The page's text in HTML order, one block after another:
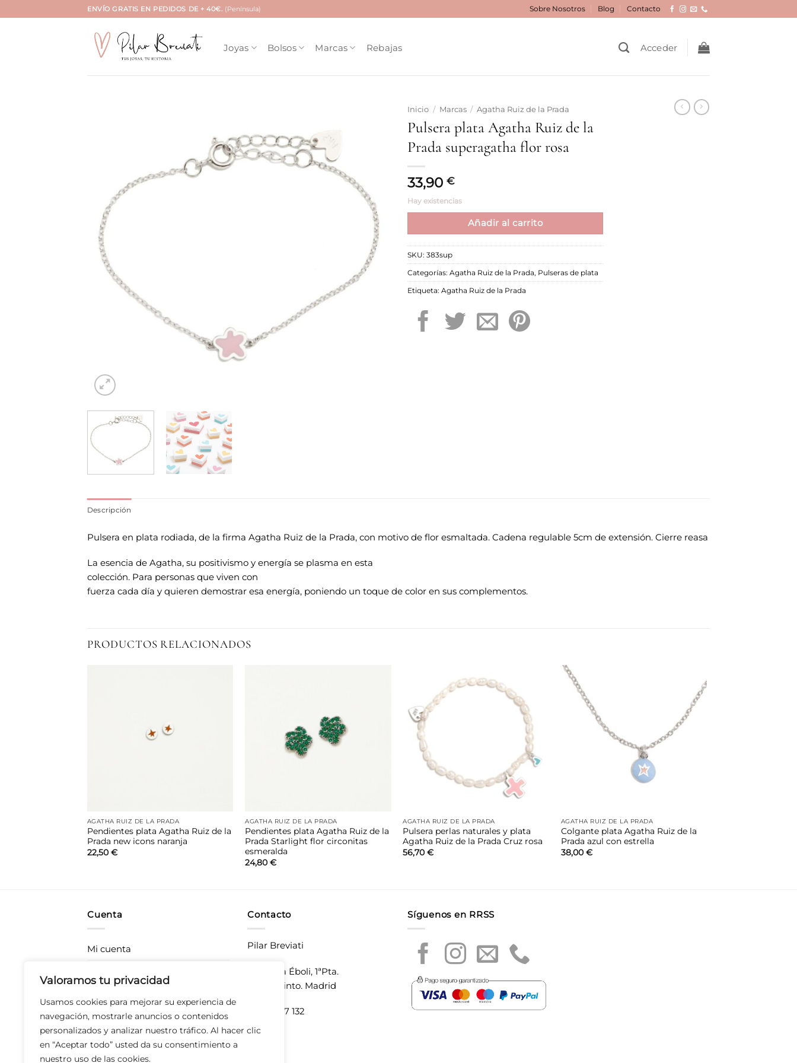
Valoramos tu privacidad
Usamos cookies para mejorar su experiencia de
navegación, mostrarle anuncios o contenidos
personalizados y analizar nuestro tráfico. Al hacer clic
en “Aceptar todo” usted da su consentimiento a
nuestro uso de las cookies.
al
ENVÍO GRATIS EN PEDIDOS DE + 40€. (Península) Sobre Nosotros Blog Contacto
Joyas Bolsos Marcas Rebajas Acceder
deseos
Inicio / Marcas / Agatha Ruiz de la Prada
Pulsera plata Agatha Ruiz de la
Prada superagatha flor rosa
33,90 €
Hay existencias
Añadir al carrito
SKU: 383sup
Categorías: Agatha Ruiz de la Prada, Pulseras de plata
Etiqueta: Agatha Ruiz de la Prada
Descripción
Pulsera en plata rodiada, de la firma Agatha Ruiz de la Prada, con motivo de flor esmaltada. Cadena regulable 5cm de extensión. Cierre reasa
La esencia de Agatha, su positivismo y energía se plasma en esta
colección. Para personas que viven con
fuerza cada día y quieren demostrar esa energía, poniendo un toque de color en sus complementos.
PRODUCTOS RELACIONADOS
AGATHA RUIZ DE LA PRADA
Pendientes plata Agatha Ruiz de la
Prada new icons naranja
22,50 €
AGATHA RUIZ DE LA PRADA
Pendientes plata Agatha Ruiz de la
Prada Starlight flor circonitas
esmeralda
24,80€
Añadir
a la
lista de
deseos
AGATHA RUIZ DE LA PRADA
Pulsera perlas naturales y plata
Agatha Ruiz de la Prada Cruz rosa
56,70€
Añadir
a la
lista de
deseos
AGATHA RUIZ DE LA PRADA
Colgante plata Agatha Ruiz de la
Prada azul con estrella
38,00 €
Cuenta
Mi cuenta
Devoluciones
Derecho de desistimiento
Contacto
Pilar Breviati
CC Plaza Éboli, 1ªPta.
28320 Pinto. Madrid
T 675 897 132
Síguenos en RRSS